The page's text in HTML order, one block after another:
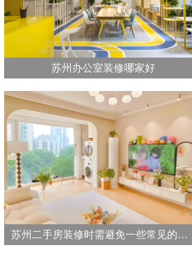
苏州办公室装修哪家好
苏州二手房装修时需避免一些常见的问题